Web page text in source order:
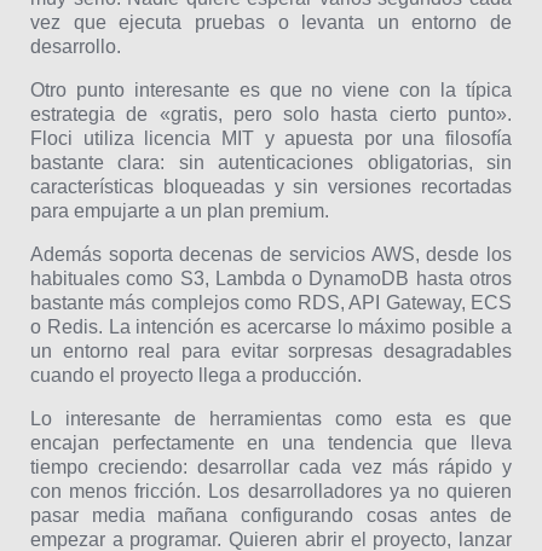
vez que ejecuta pruebas o levanta un entorno de
desarrollo.
Otro punto interesante es que no viene con la típica
estrategia de «gratis, pero solo hasta cierto punto».
Floci utiliza licencia MIT y apuesta por una filosofía
bastante clara: sin autenticaciones obligatorias, sin
características bloqueadas y sin versiones recortadas
para empujarte a un plan premium.
Además soporta decenas de servicios AWS, desde los
habituales como S3, Lambda o DynamoDB hasta otros
bastante más complejos como RDS, API Gateway, ECS
o Redis. La intención es acercarse lo máximo posible a
un entorno real para evitar sorpresas desagradables
cuando el proyecto llega a producción.
Lo interesante de herramientas como esta es que
encajan perfectamente en una tendencia que lleva
tiempo creciendo: desarrollar cada vez más rápido y
con menos fricción. Los desarrolladores ya no quieren
pasar media mañana configurando cosas antes de
empezar a programar. Quieren abrir el proyecto, lanzar